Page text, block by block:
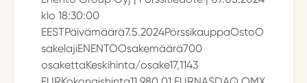
klo 18:30:00
EESTPäivämäärä7.5.2024PörssikauppaOstoO
sakelajiENENTOOsakemäärä700
osakettaKeskihinta/osake17,1143